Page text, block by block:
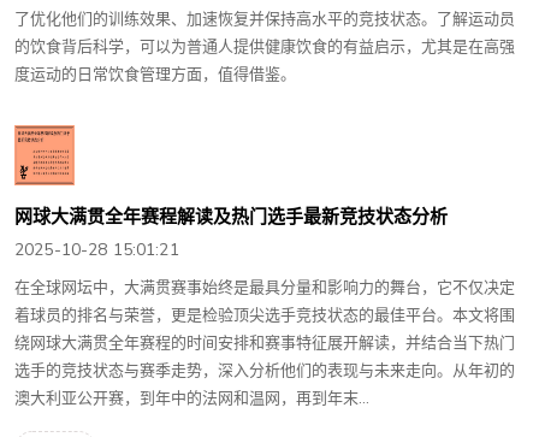
了优化他们的训练效果、加速恢复并保持高水平的竞技状态。了解运动员
的饮食背后科学，可以为普通人提供健康饮食的有益启示，尤其是在高强
度运动的日常饮食管理方面，值得借鉴。
网球大满贯全年赛程解读及热门选手最新竞技状态分析
2025-10-28 15:01:21
在全球网坛中，大满贯赛事始终是最具分量和影响力的舞台，它不仅决定
着球员的排名与荣誉，更是检验顶尖选手竞技状态的最佳平台。本文将围
绕网球大满贯全年赛程的时间安排和赛事特征展开解读，并结合当下热门
选手的竞技状态与赛季走势，深入分析他们的表现与未来走向。从年初的
澳大利亚公开赛，到年中的法网和温网，再到年末...